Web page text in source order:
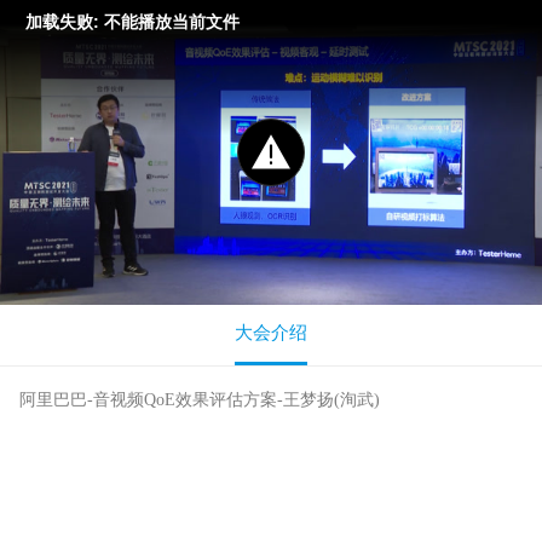
加载失败: 不能播放当前文件
大会介绍
阿里巴巴-音视频QoE效果评估方案-王梦扬(洵武)